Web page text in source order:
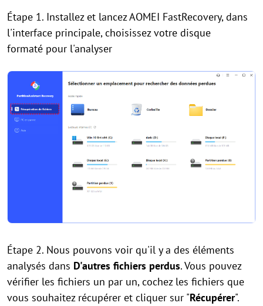
Étape 1. Installez et lancez AOMEI FastRecovery, dans
l'interface principale, choisissez votre disque
formaté pour l'analyser
Étape 2. Nous pouvons voir qu'il y a des éléments
analysés dans D'autres fichiers perdus. Vous pouvez
vérifier les fichiers un par un, cochez les fichiers que
vous souhaitez récupérer et cliquer sur "Récupérer".